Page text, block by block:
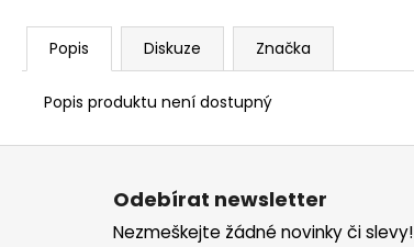
Popis Diskuze Značka
Popis produktu není dostupný
Z
Odebírat newsletter
Nezmeškejte žádné novinky či slevy!